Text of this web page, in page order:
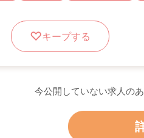
キープする
今公開していない求人の